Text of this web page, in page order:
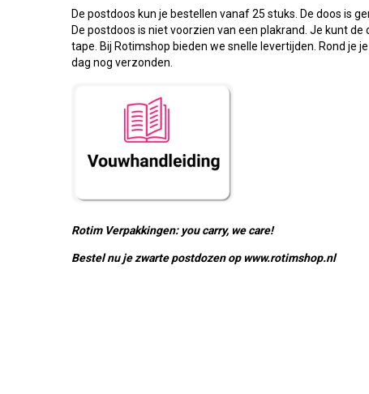
De postdoos kun je bestellen vanaf 25 stuks. De doos is
De postdoos is niet voorzien van een plakrand. Je kunt
tape. Bij Rotimshop bieden we snelle levertijden. Rond je
dag nog verzonden.
Rotim Verpakkingen: you carry, we care!
Bestel nu je zwarte postdozen op www.rotimshop.nl